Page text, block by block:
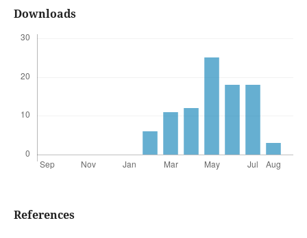
Downloads
References